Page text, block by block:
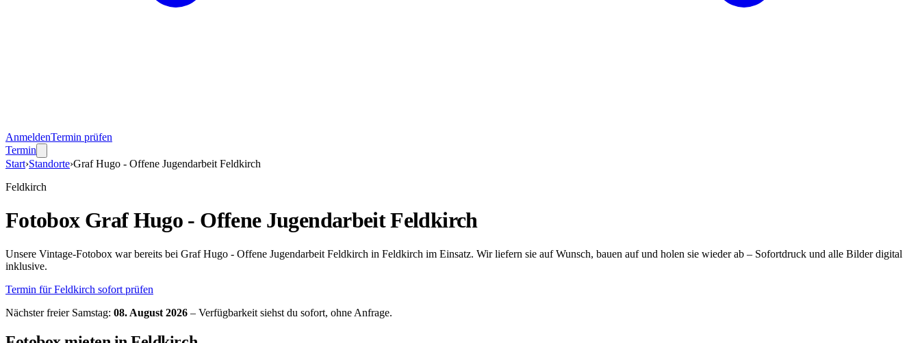
AnmeldenTermin prüfen
Termin
Start›Standorte›Graf Hugo - Offene Jugendarbeit Feldkirch
Feldkirch
Fotobox Graf Hugo - Offene Jugendarbeit Feldkirch
Unsere Vintage-Fotobox war bereits bei Graf Hugo - Offene Jugendarbeit Feldkirch in Feldkirch im Einsatz. Wir liefern sie auf Wunsch, bauen auf und holen sie wieder ab – Sofortdruck und alle Bilder digital
inklusive.
Termin fürFeldkirch sofort prüfen
Nächster freier Samstag: 08. August 2026 – Verfügbarkeit siehst du sofort, ohne Anfrage.